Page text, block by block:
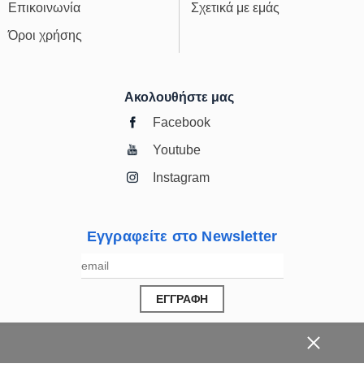
Επικοινωνία
Όροι χρήσης
Σχετικά με εμάς
Ακολουθήστε μας
Facebook
Youtube
Instagram
Εγγραφείτε στο Newsletter